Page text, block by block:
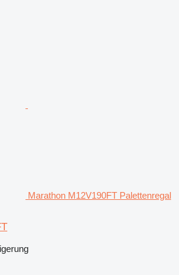
Marathon M12V190FT Palettenregal